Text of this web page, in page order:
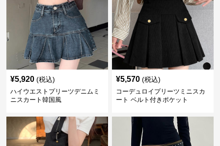
¥5,920 (税込)
ハイウエストプリーツデニムミ
ニスカート韓国風
¥5,570 (税込)
コーデュロイプリーツミニスカ
ート ベルト付きポケット